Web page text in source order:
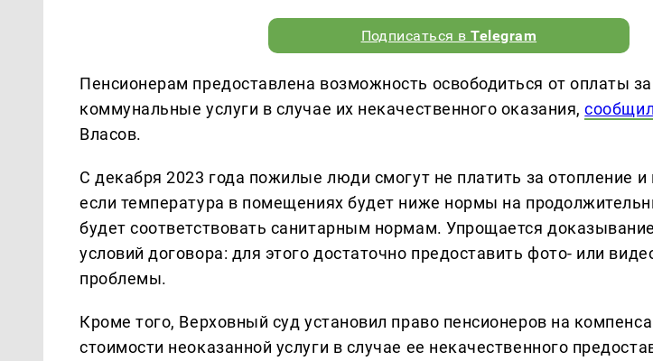
Подписаться вTelegram
Пенсионерам предоставлена возможность освободиться от оплаты
коммунальные услуги в случае их некачественного оказания,сообщил
Власов.
С декабря 2023 года пожилые люди смогут не платить за отопление
если температура в помещениях будет ниже нормы на
будет соответствовать санитарным нормам. Упрощается
условий договора: для этого достаточно предоставить фото- или
проблемы.
Кроме того, Верховный суд установил право пенсионеров на
стоимости неоказанной услуги в случае ее некачественного